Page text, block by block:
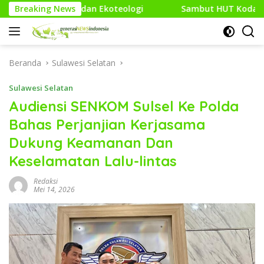
Langsung
ke
konten
Breaking News Sambut HUT Kodam XXI/Raden Intan,
Beranda Sulawesi Selatan
Sulawesi Selatan
Audiensi SENKOM Sulsel Ke Polda
Bahas Perjanjian Kerjasama
Dukung Keamanan Dan
Keselamatan Lalu-lintas
Redaksi
Mei 14, 2026